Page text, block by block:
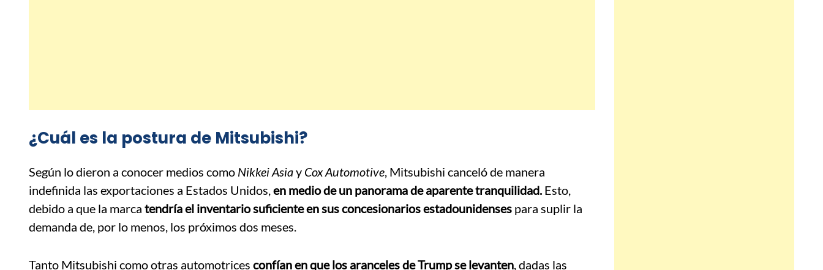
¿Cuál es la postura de Mitsubishi?
Según lo dieron a conocer medios como Nikkei Asiay Cox Automotive , Mitsubishi canceló de manera
indefinida las exportaciones a Estados Unidos, en medio de un panorama de aparente tranquilidad. Esto,
debido a que la marca tendría el inventario suficiente en sus concesionarios estadounidenses para suplir la
demanda de, por lo menos, los próximos dos meses.
Tanto Mitsubishi como otras automotrices confían en que los aranceles de Trump se levanten , dadas las